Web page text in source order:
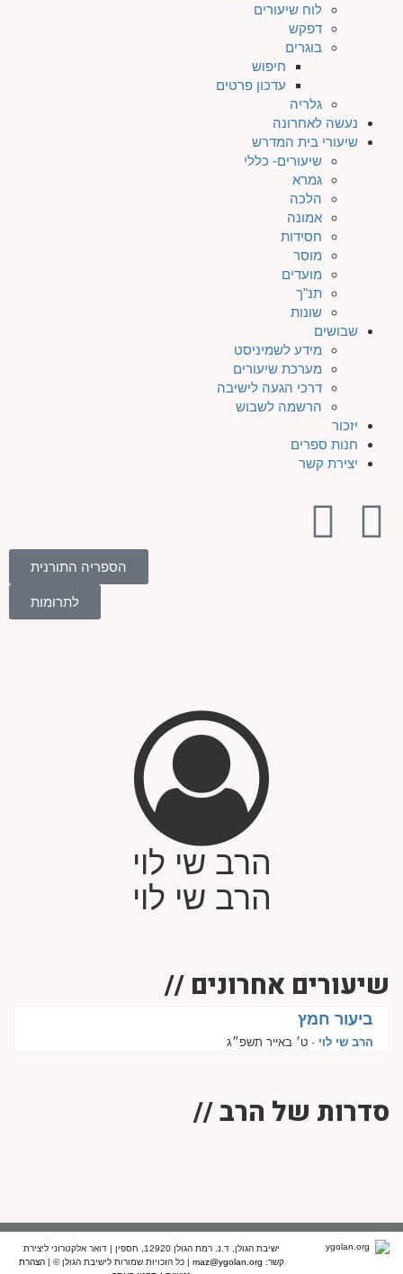
לוח שיעורים
דפקש
בוגרים
חיפוש
עדכון פרטים
גלריה
נעשה לאחרונה
שיעורי בית המדרש
שיעורים- כללי
גמרא
הלכה
אמונה
חסידות
מוסר
מועדים
תנ"ך
שונות
שבושים
מידע לשמיניסט
מערכת שיעורים
דרכי הגעה לישיבה
הרשמה לשבוש
יזכור
חנות ספרים
יצירת קשר
הספריה התורנית
לתרומות
הרב שי לוי
הרב שי לוי
שיעורים אחרונים //
ביעור חמץ
הרב שי לוי · ט׳ באייר תשפ״ג
סדרות של הרב //
ישיבת הגולן, ד.נ. רמת הגולן 12920, חספין | דואר אלקטרוני ליצירת
קשר: maz@ygolan.org | כל הזכויות שמורות לישיבת הגולן © |הצהרת